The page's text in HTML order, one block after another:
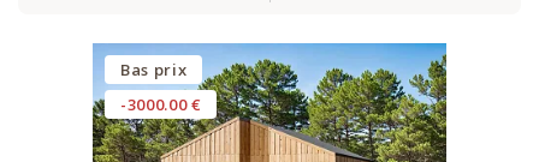
Bas prix
-3000.00 €